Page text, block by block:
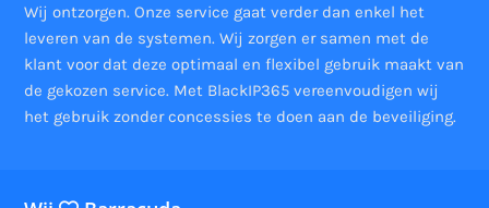
Wij ontzorgen. Onze service gaat verder dan enkel het
leveren van de systemen. Wij zorgen er samen met de
klant voor dat deze optimaal en flexibel gebruik maakt van
de gekozen service. Met BlackIP365 vereenvoudigen wij
het gebruik zonder concessies te doen aan de beveiliging.